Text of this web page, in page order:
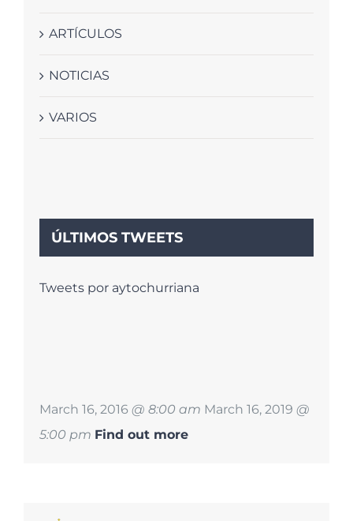
ARTÍCULOS
NOTICIAS
VARIOS
ÚLTIMOS TWEETS
Tweets por aytochurriana
March 16, 2016 @ 8:00 am March 16, 2019 @
5:00 pm Find out more